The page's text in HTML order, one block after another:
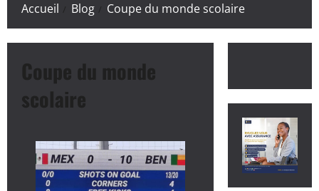
Accueil Blog Coupe du monde scolaire
Coupe du monde
scolaire